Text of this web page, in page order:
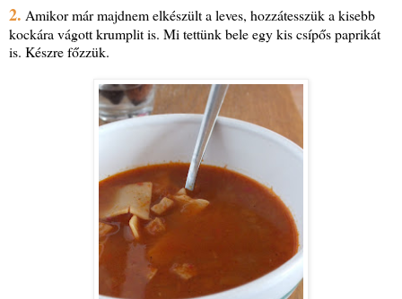
2. Amikor már majdnem elkészült a leves, hozzátesszük a kisebb
kockára vágott krumplit is. Mi tettünk bele egy kis csípős paprikát
is. Készre főzzük.